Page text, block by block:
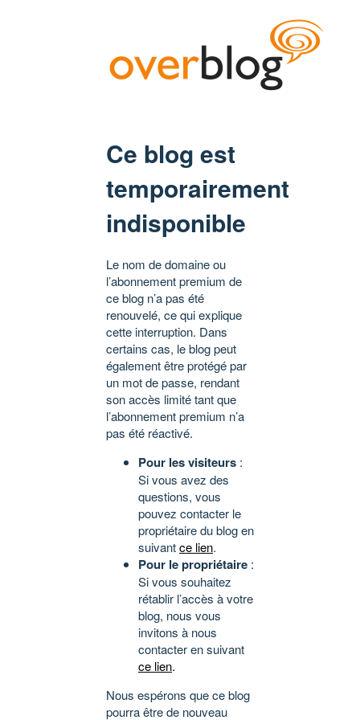
Ce blog est
temporairement
indisponible
Le nom de domaine ou
l’abonnement premium de
ce blog n’a pas été
renouvelé, ce qui explique
cette interruption. Dans
certains cas, le blog peut
également être protégé par
un mot de passe, rendant
son accès limité tant que
l’abonnement premium n’a
pas été réactivé.
Pour les visiteurs :
Si vous avez des
questions, vous
pouvez contacter le
propriétaire du blog en
suivantce lien.
Pour le propriétaire :
Si vous souhaitez
rétablir l’accès à votre
blog, nous vous
invitons à nous
contacter en suivant
ce lien.
Nous espérons que ce blog
pourra être de nouveau